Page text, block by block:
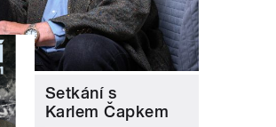
Setkání s
Karlem Čapkem